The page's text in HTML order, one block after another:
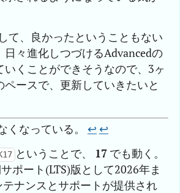
て、良かったということもない
日々進化しつづけるAdvancedの
いくことができそうなので、3ヶ
ペースで、更新していきたいと
くなっている。 ↩︎ ↩︎
ということで、 17 でも動く。
ポート(LTS)版として2026年ま
ナンスとサポートが提供され